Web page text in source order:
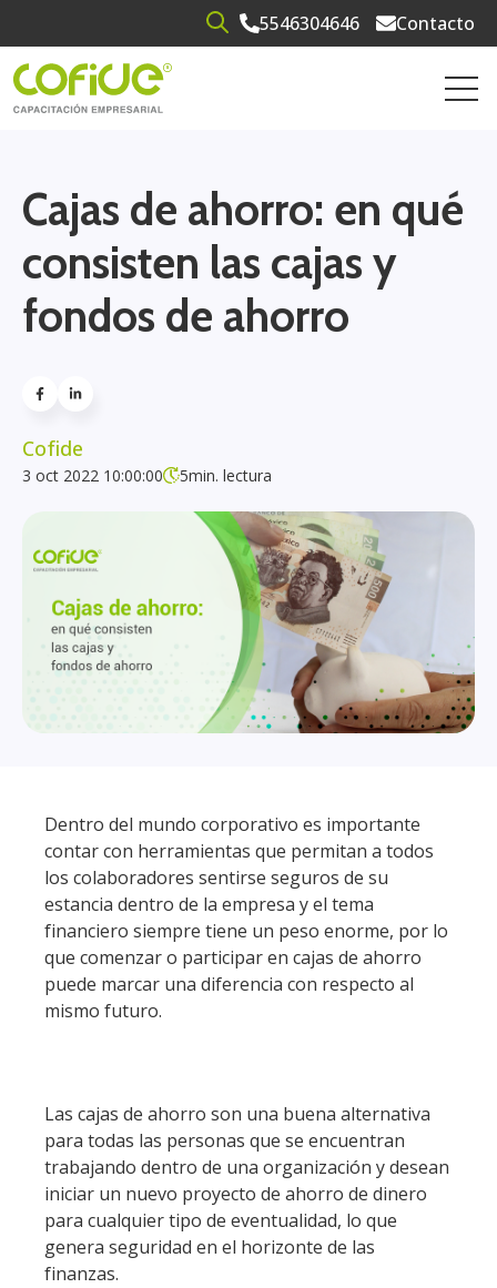
Open search5546304646 Contacto
Cajas de ahorro: en qué
consisten las cajas y
fondos de ahorro
Cofide
3 oct 2022 10:00:00 5min. lectura
Dentro del mundo corporativo es importante
contar con herramientas que permitan a todos
los colaboradores sentirse seguros de su
estancia dentro de la empresa y el tema
financiero siempre tiene un peso enorme, por lo
que comenzar o participar en cajas de ahorro
puede marcar una diferencia con respecto al
mismo futuro.
Las cajas de ahorro son una buena alternativa
para todas las personas que se encuentran
trabajando dentro de una organización y desean
iniciar un nuevo proyecto de ahorro de dinero
para cualquier tipo de eventualidad, lo que
genera seguridad en el horizonte de las
finanzas.